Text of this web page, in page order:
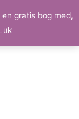
gratis bog med,